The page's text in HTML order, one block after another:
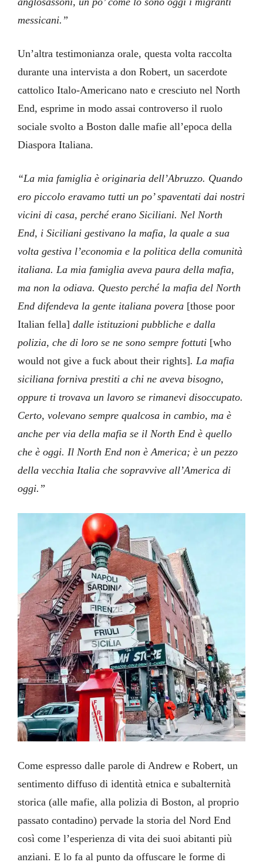
messicani.”
Un’altra testimonianza orale, questa volta raccolta
durante una intervista a don Robert, un sacerdote
cattolico Italo-Americano nato e cresciuto nel North
End, esprime in modo assai controverso il ruolo
sociale svolto a Boston dalle mafie all’epoca della
Diaspora Italiana.
“La mia famiglia è originaria dell’Abruzzo. Quando
ero piccolo eravamo tutti un po’ spaventati dai nostri
vicini di casa, perché erano Siciliani. Nel North
End, i Siciliani gestivano la mafia, la quale a sua
volta gestiva l’economia e la politica della comunità
italiana. La mia famiglia aveva paura della mafia,
ma non la odiava. Questo perché la mafia del North
End difendeva la gente italiana povera [those poor
Italian fella] dalle istituzioni pubbliche e dalla
polizia, che di loro se ne sono sempre fottuti [who
would not give a fuck about their rights]. La mafia
siciliana forniva prestiti a chi ne aveva bisogno,
oppure ti trovava un lavoro se rimanevi disoccupato.
Certo, volevano sempre qualcosa in cambio, ma è
anche per via della mafia se il North End è quello
che è oggi. Il North End non è America; è un pezzo
della vecchia Italia che sopravvive all’America di
oggi.”
Come espresso dalle parole di Andrew e Robert, un
sentimento diffuso di identità etnica e subalternità
storica (alle mafie, alla polizia di Boston, al proprio
passato contadino) pervade la storia del Nord End
così come l’esperienza di vita dei suoi abitanti più
anziani. E lo fa al punto da offuscare le forme di